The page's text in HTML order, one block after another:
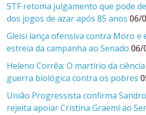
STF retoma julgamento que pode
dos jogos de azar após 85 anos 06/
Gleisi lança ofensiva contra Moro e
estreia da campanha ao Senado 06/
Heleno Corrêa: O martírio da
guerra biológica contra os pobres
União Progressista confirma
rejeita apoiar Cristina Graeml ao